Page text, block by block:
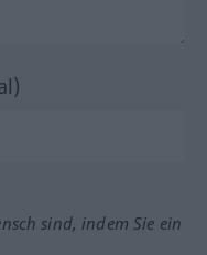
sind, indem Sie ein